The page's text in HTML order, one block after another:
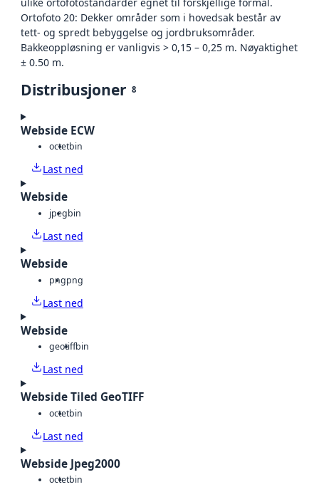
Ortofoto 20: Dekker områder som i hovedsak består av
tett- og spredt bebyggelse og jordbruksområder.
Bakkeoppløsning er vanligvis > 0,15 – 0,25 m. Nøyaktighet
± 0.50 m.
Distribusjoner 8
Webside ECW
octetbin
Last ned
Webside
jpegbin
Last ned
Webside
pngpng
Last ned
Webside
geotiffbin
Last ned
Webside Tiled GeoTIFF
octetbin
Last ned
Webside Jpeg2000
octetbin